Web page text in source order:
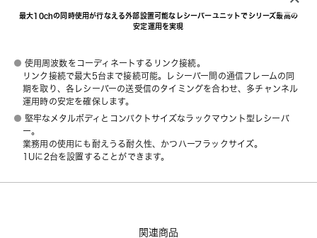
最大10chの同時使用が行なえる外部設置可能なレシーバーユニットでシリーズ最高の
安定運用を実現
使用周波数をコーディネートするリンク接続。
リンク接続で最大5台まで接続可能。レシーバー間の通信フレームの同
期を取り、各レシーバーの送受信のタイミングを合わせ、多チャンネル
運用時の安定を確保します。
堅牢なメタルボディとコンパクトサイズなラックマウント型レシーバ
ー。
業務用の使用にも耐えうる耐久性、かつハーフラックサイズ。
1Uに2台を設置することができます。
関連商品